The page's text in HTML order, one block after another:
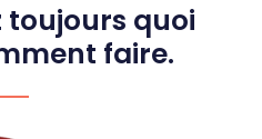
toujours quoi
faire.